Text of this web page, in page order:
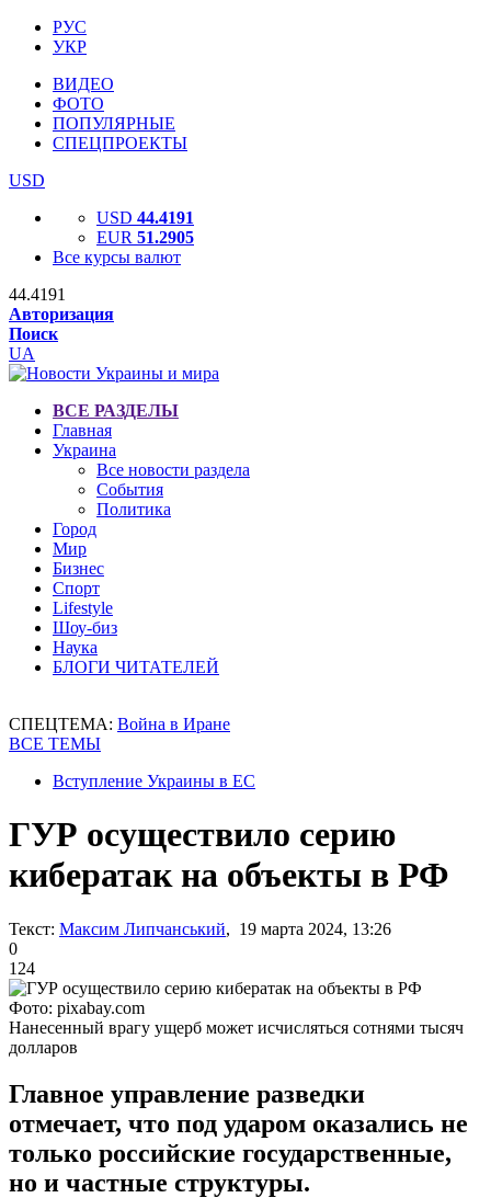
РУС
УКР
ВИДЕО
ФОТО
ПОПУЛЯРНЫЕ
СПЕЦПРОЕКТЫ
USD
USD 44.4191
EUR 51.2905
Все курсы валют
44.4191
Авторизация
Поиск
UA
ВСЕ РАЗДЕЛЫ
Главная
Украина
Все новости раздела
События
Политика
Город
Мир
Бизнес
Спорт
Lifestyle
Шоу-биз
Наука
БЛОГИ ЧИТАТЕЛЕЙ
СПЕЦТЕМА: Война в Иране
ВСЕ ТЕМЫ
Вступление Украины в ЕС
ГУР осуществило серию
кибератак на объекты в РФ
Текст: Максим Липчанський, 19 марта 2024, 13:26
0
124
Фото: pixabay.com
Нанесенный врагу ущерб может исчисляться сотнями тысяч
долларов
Главное управление разведки
отмечает, что под ударом оказались не
только российские государственные,
но и частные структуры.